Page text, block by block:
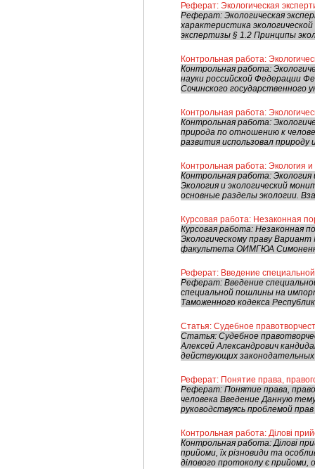
Реферат: Экологическая
Реферат: Экологическая
характеристика
экспертизы § 1.2 Принципы
Контрольная работа:
Контрольная работа:
науки российской Федерации
Сочинского государственного
Контрольная работа:
Контрольная работа:
природа по отношению к
развития использовал природу
Контрольная работа: Экология и
Контрольная работа:
Экология и экологический
основные разделы экологии.
Курсовая работа: Незаконная
Курсовая работа: Незаконная
Экологическому праву
факультета ОИМГЮА
Реферат: Введение
Реферат: Введение
специальной пошлины на
Таможенного кодекса
Статья: Судебное
Статья: Судебное
Алексей Александрович
действующих
Реферат: Понятие права,
Реферат: Понятие права,
человека Введение Данную
руководствуясь проблемой
Контрольная работа: Ділові
Контрольная работа: Ділові
прийоми, їх різновиди та
ділового протоколу є прийоми,